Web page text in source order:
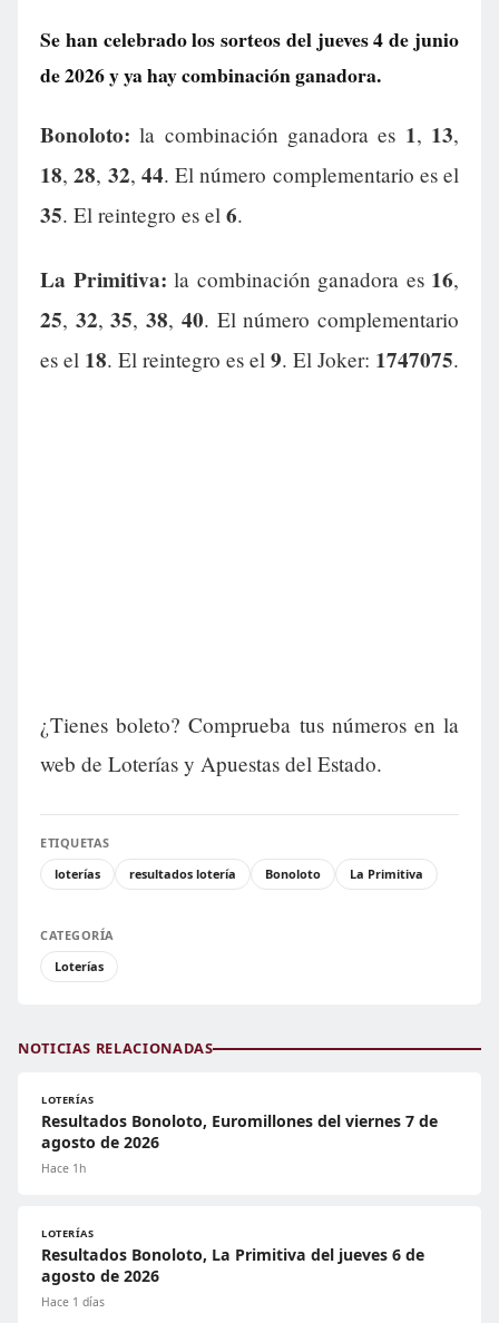
Se han celebrado los sorteos del jueves 4 de junio
de 2026 y ya hay combinación ganadora.
Bonoloto: la combinación ganadora es 1, 13,
18,28, 32, 44. El número complementario es el
35. El reintegro es el 6.
La Primitiva: la combinación ganadora es 16,
25, 32,35,38, 40. El número complementario
es el 18. El reintegro es el 9. El Joker: 1747075.
¿Tienes boleto? Comprueba tus números en la
web de Loterías y Apuestas del Estado.
ETIQUETAS
loterías
resultados lotería Bonoloto La Primitiva
CATEGORÍA
Loterías
NOTICIAS RELACIONADAS
LOTERÍAS
Resultados Bonoloto, Euromillones del viernes 7 de
agosto de 2026
Hace 1h
LOTERÍAS
Resultados Bonoloto, La Primitiva del jueves 6 de
agosto de 2026
Hace 1 días